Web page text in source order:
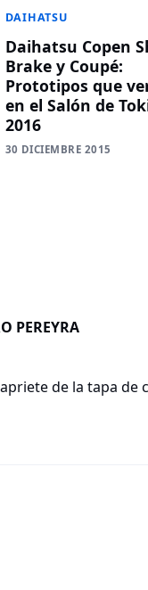
DAIHATSU
Daihatsu Copen
Brake y Coupé:
Prototipos que
en el Salón de
2016
30 DICIEMBRE 2015
PEREYRA
de la tapa